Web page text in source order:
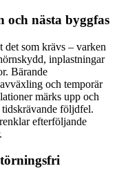
och nästa byggfas
det som krävs – varken
inplastningar
Bärande
och temporär
märks upp och
följdfel.
efterföljande